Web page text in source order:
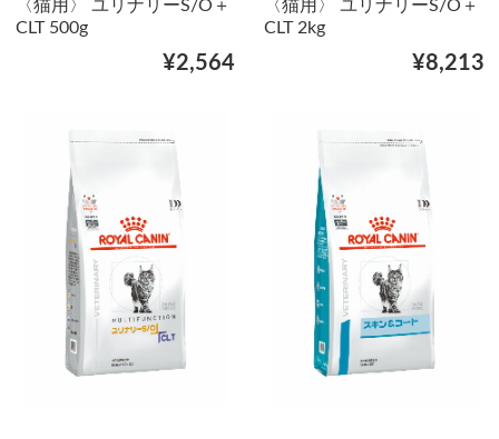
〈猫用〉 ユリナリーS/O＋
CLT 500g
¥2,564
〈猫用〉 ユリナリーS/O＋
CLT 2kg
¥8,213